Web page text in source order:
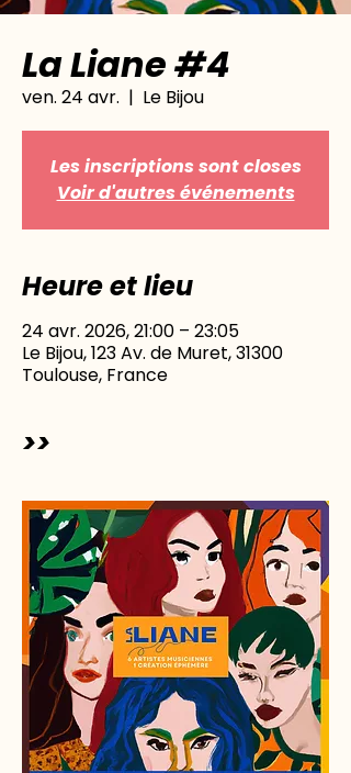
La Liane #4
ven. 24 avr.
  |
Le Bijou
Les inscriptions sont closes
Voir d'autres événements
Heure et lieu
24 avr. 2026, 21:00 – 23:05
Le Bijou, 123 Av. de Muret, 31300
Toulouse, France
>>